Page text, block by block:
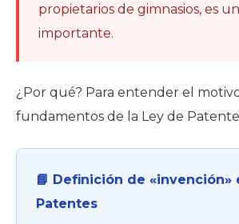
propietarios de gimnasios, es
importante.
¿Por qué? Para entender el
fundamentos de la Ley de
📘 Definición de «invención»
Patentes